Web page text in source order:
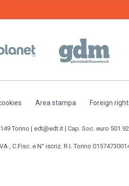
Area stampa Foreign
Torino | edt@edt.it | Cap. Soc. euro
, C.Fisc. e N° iscriz. R.I. Torino